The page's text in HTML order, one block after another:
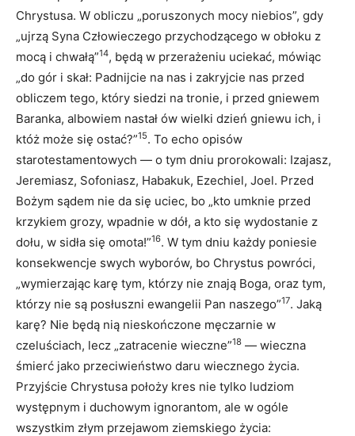
Chrystusa. W obliczu „poruszonych mocy niebios”, gdy
„ujrzą Syna Człowieczego przychodzącego w obłoku z
mocą i chwałą”14, będą w przerażeniu uciekać, mówiąc
„do gór i skał: Padnijcie na nas i zakryjcie nas przed
obliczem tego, który siedzi na tronie, i przed gniewem
Baranka, albowiem nastał ów wielki dzień gniewu ich, i
któż może się ostać?”15. To echo opisów
starotestamentowych ― o tym dniu prorokowali: Izajasz,
Jeremiasz, Sofoniasz, Habakuk, Ezechiel, Joel. Przed
Bożym sądem nie da się uciec, bo „kto umknie przed
krzykiem grozy, wpadnie w dół, a kto się wydostanie z
dołu, w sidła się omota!”16. W tym dniu każdy poniesie
konsekwencje swych wyborów, bo Chrystus powróci,
„wymierzając karę tym, którzy nie znają Boga, oraz tym,
którzy nie są posłuszni ewangelii Pan naszego”17. Jaką
karę? Nie będą nią nieskończone męczarnie w
czeluściach, lecz „zatracenie wieczne”18 ― wieczna
śmierć jako przeciwieństwo daru wiecznego życia.
Przyjście Chrystusa położy kres nie tylko ludziom
występnym i duchowym ignorantom, ale w ogóle
wszystkim złym przejawom ziemskiego życia: